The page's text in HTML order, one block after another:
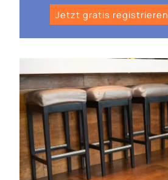
Jetzt gratis registrieren